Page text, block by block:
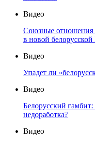
Видео
Союзные
в новой
Видео
Упадет ли
Видео
Белорусский
недоработка?
Видео